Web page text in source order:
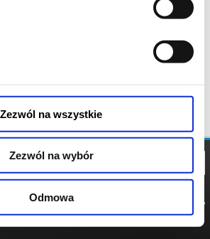
Zezwól na wszystkie
Zezwól na wybór
Odmowa
POLITYKA
POLITYKA